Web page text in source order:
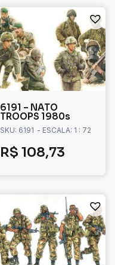
6191 – NATO
TROOPS 1980s
SKU: 6191 - ESCALA: 1 : 72
R$ 108,73